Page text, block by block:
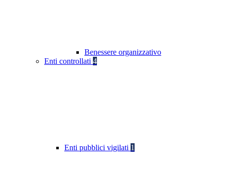
Benessere organizzativo
Enti controllati 4
Enti pubblici vigilati 1